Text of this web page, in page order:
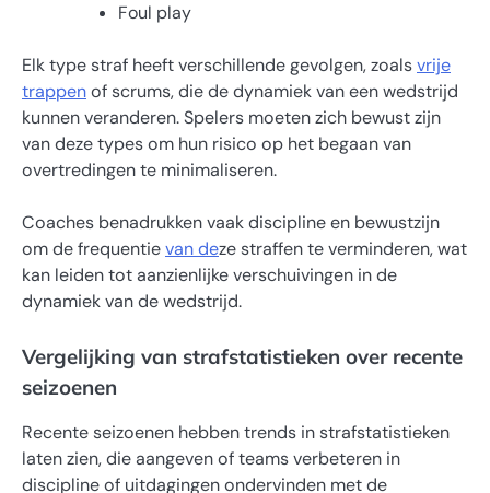
Foul play
Elk type straf heeft verschillende gevolgen, zoalsvrije
trappenof scrums, die de dynamiek van een wedstrijd
kunnen veranderen. Spelers moeten zich bewust zijn
van deze types om hun risico op het begaan van
overtredingen te minimaliseren.
Coaches benadrukken vaak discipline en bewustzijn
om de frequentievan deze straffen te verminderen, wat
kan leiden tot aanzienlijke verschuivingen in de
dynamiek van de wedstrijd.
Vergelijking van strafstatistieken over recente
seizoenen
Recente seizoenen hebben trends in strafstatistieken
laten zien, die aangeven of teams verbeteren in
discipline of uitdagingen ondervinden met de